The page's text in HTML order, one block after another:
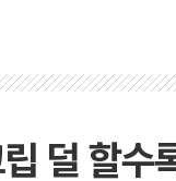
덜 할